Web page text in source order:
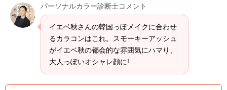
パーソナルカラー診断士コメント
イエベ秋さんの韓国っぽメイクに合わせ
るカラコンはこれ。スモーキーアッシュ
がイエベ秋の都会的な雰囲気にハマり、
大人っぽいオシャレ顔に!